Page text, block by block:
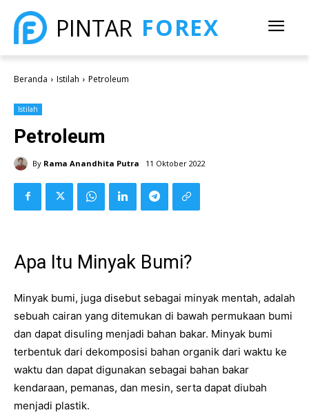
PINTAR FOREX
Beranda Istilah Petroleum
Istilah
Petroleum
By Rama Anandhita Putra 11 Oktober 2022
Apa Itu Minyak Bumi?
Minyak bumi, juga disebut sebagai minyak mentah, adalah
sebuah cairan yang ditemukan di bawah permukaan bumi
dan dapat disuling menjadi bahan bakar. Minyak bumi
terbentuk dari dekomposisi bahan organik dari waktu ke
waktu dan dapat digunakan sebagai bahan bakar
kendaraan, pemanas, dan mesin, serta dapat diubah
menjadi plastik.